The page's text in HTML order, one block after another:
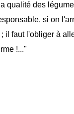
qualité des
si on
il faut l'obliger à
!..."